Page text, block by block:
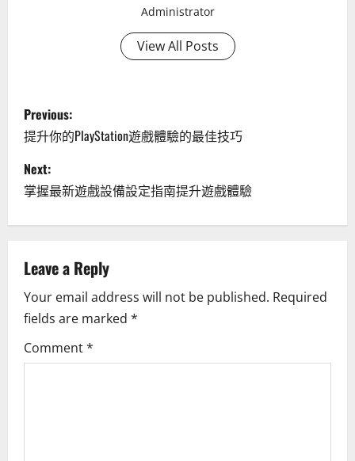
Administrator
View All Posts
P
o
s
t
a
v
i
g
Previous:
提升你的PlayStation遊戲體驗的最佳技巧
Next:
掌握最新遊戲設備設定指南提升遊戲體驗
Leave a Reply
Your email address will not be published. Required
fields are marked *
Comment*